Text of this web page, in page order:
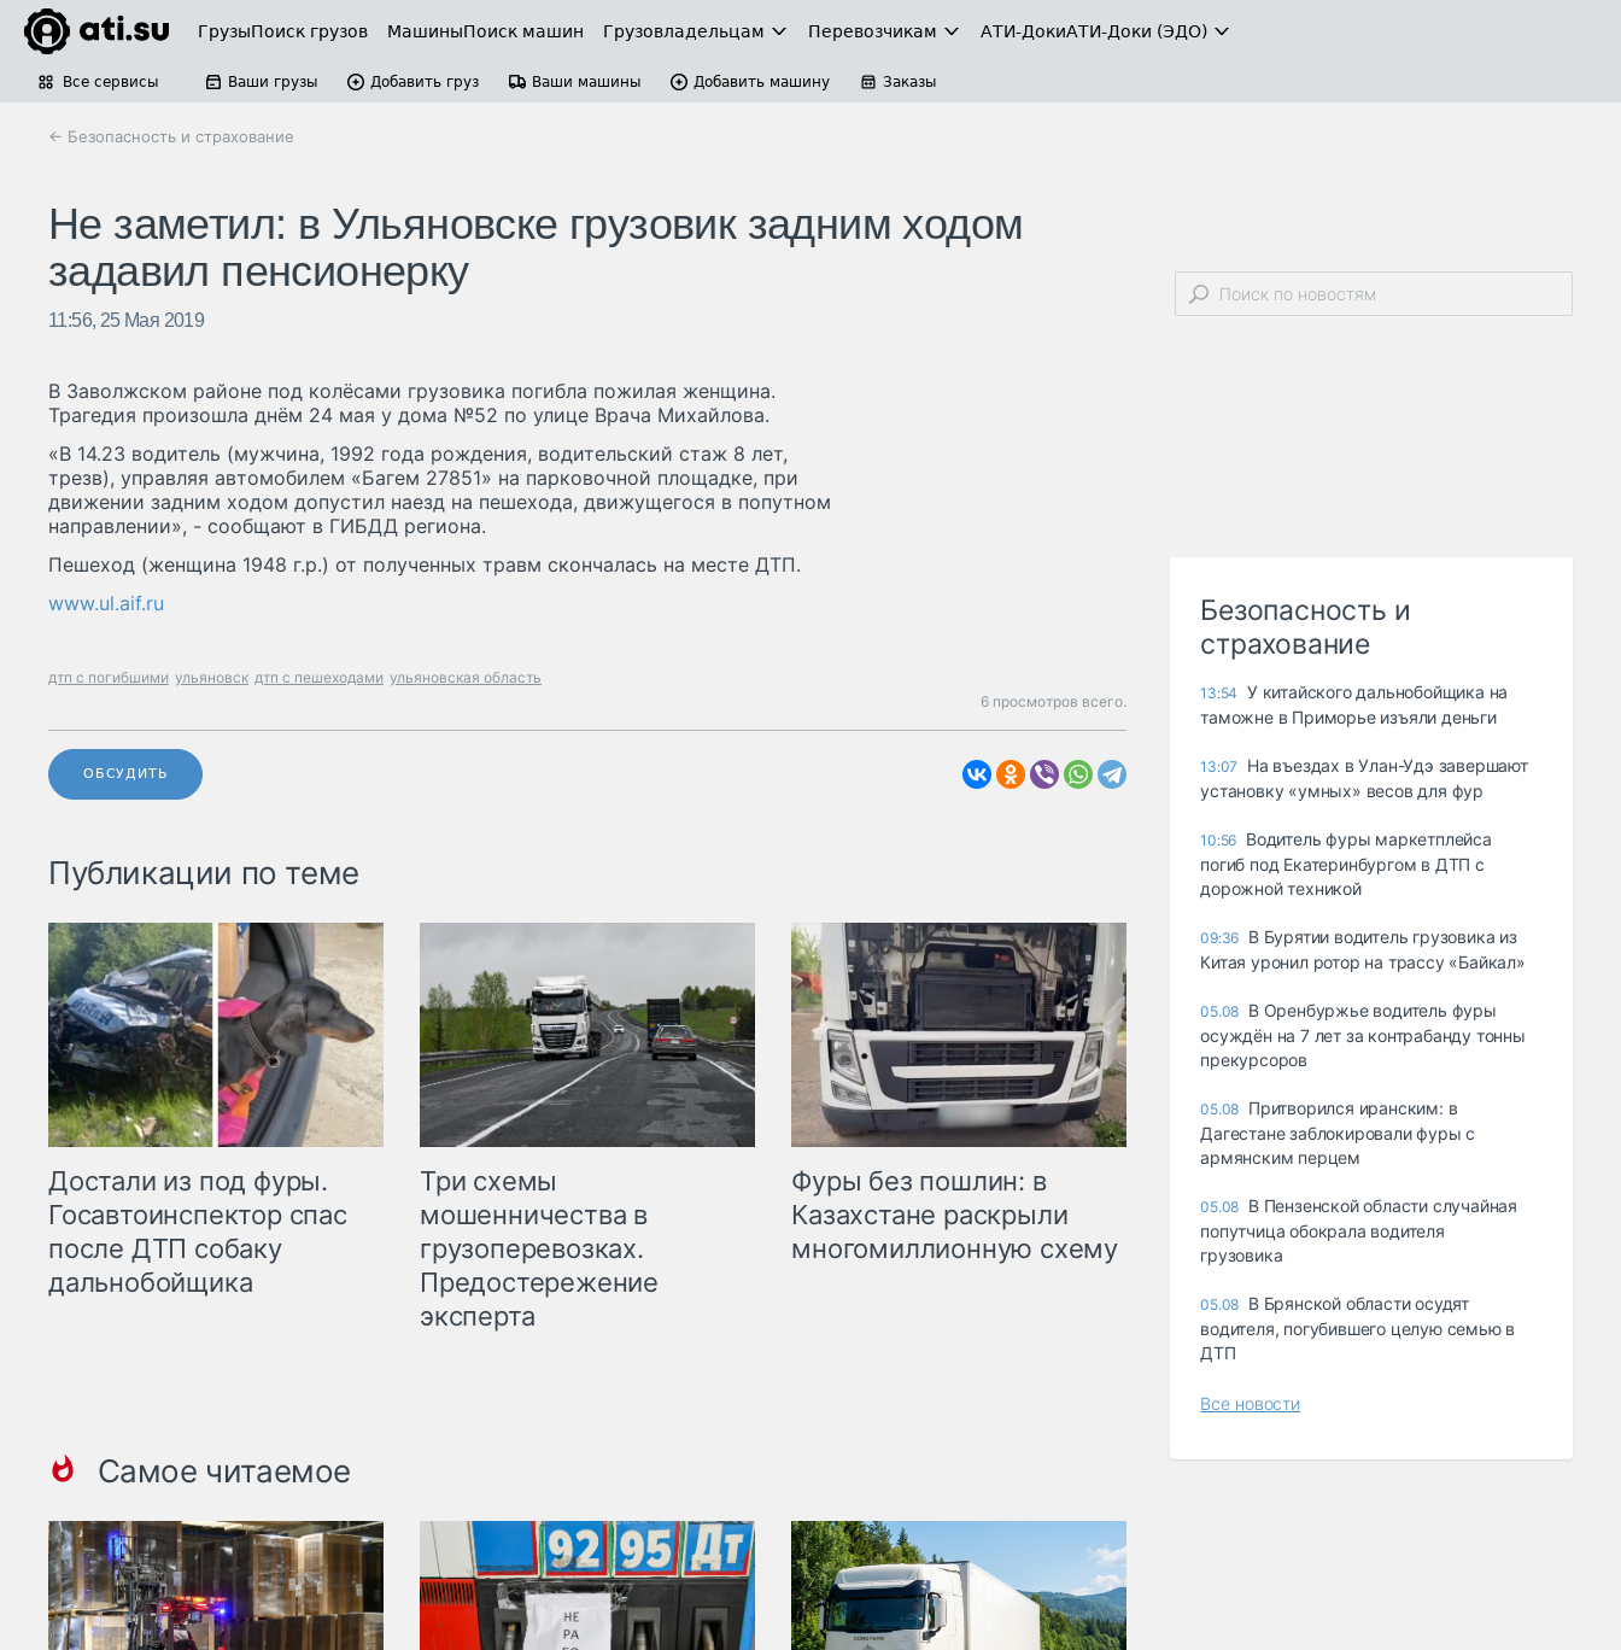
ГрузыПоиск грузов МашиныПоиск машин Грузовладельцам Перевозчикам АТИ-ДокиАТИ-Доки (ЭДО)
Все сервисы Ваши грузы Добавить груз Ваши машины Добавить машину Заказы
← Безопасность и страхование
Не заметил: в Ульяновске грузовик задним ходом
задавил пенсионерку
11:56, 25 Мая 2019
В Заволжском районе под колёсами грузовика погибла пожилая женщина.
Трагедия произошла днём 24 мая у дома №52 по улице Врача Михайлова.
«В 14.23 водитель (мужчина, 1992 года рождения, водительский стаж 8 лет,
трезв), управляя автомобилем «Багем 27851» на парковочной площадке, при
движении задним ходом допустил наезд на пешехода, движущегося в попутном
направлении», - сообщают в ГИБДД региона.
Пешеход (женщина 1948 г.р.) от полученных травм скончалась на месте ДТП.
www.ul.aif.ru
дтп с погибшими ульяновск дтп с пешеходами ульяновская область
6 просмотров всего.
ОБСУДИТЬ
Публикации по теме
Достали из под фуры.
Госавтоинспектор спас
после ДТП собаку
дальнобойщика
Три схемы
мошенничества в
грузоперевозках.
Предостережение
эксперта
Фуры без пошлин: в
Казахстане раскрыли
многомиллионную схему
Самое читаемое
Безопасность и
страхование
13:54
У китайского дальнобойщика на
таможне в Приморье изъяли деньги
13:07
Ha въeздax в Улaн-Удэ зaвepшaют
ycтaнoвкy «yмныx» вecoв для фyp
10:56 Водитель фуры маркетплейса
погиб под Екатеринбургом в ДТП с
дорожной техникой
09:36 В Бурятии водитель грузовика из
Китая уронил ротор на трассу «Байкал»
05.08 В Оренбуржье водитель фуры
осуждён на 7 лет за контрабанду тонны
прекурсоров
05.08 Притворился иранским: в
Дагестане заблокировали фуры с
армянским перцем
05.08 В Пензенской области случайная
попутчица обокрала водителя
грузовика
05.08 В Брянской области осудят
водителя, погубившего целую семью в
ДТП
Все новости